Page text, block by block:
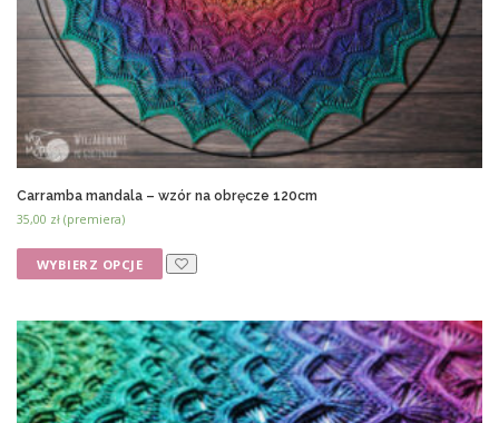
Carramba mandala – wzór na obręcze 120cm
35,00 zł (premiera)
WYBIERZ OPCJE